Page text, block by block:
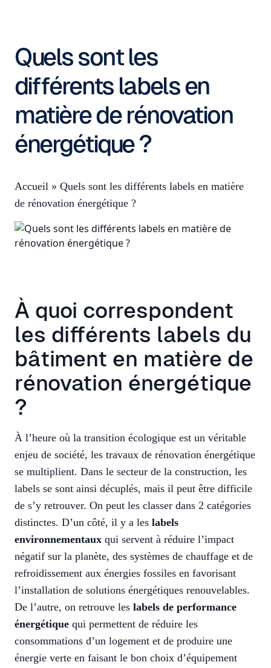
Quels sont les
différents labels en
matière de rénovation
énergétique ?
Accueil » Quels sont les différents labels en matière
de rénovation énergétique ?
À quoi correspondent
les différents labels du
bâtiment en matière de
rénovation énergétique
?
À l’heure où la transition écologique est un véritable
enjeu de société, les travaux de rénovation énergétique
se multiplient. Dans le secteur de la construction, les
labels se sont ainsi décuplés, mais il peut être difficile
de s’y retrouver. On peut les classer dans 2 catégories
distinctes. D’un côté, il y a les labels
environnementaux qui servent à réduire l’impact
négatif sur la planète, des systèmes de chauffage et de
refroidissement aux énergies fossiles en favorisant
l’installation de solutions énergétiques renouvelables.
De l’autre, on retrouve les labels de performance
énergétique qui permettent de réduire les
consommations d’un logement et de produire une
énergie verte en faisant le bon choix d’équipement